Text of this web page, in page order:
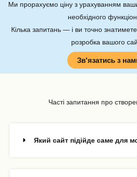
Ми прорахуємо ціну з урахуванням
необхідного
Кілька запитань — і ви точно
розробка вашого
Зв'язатись з
Часті запитання про
Який сайт підійде саме для